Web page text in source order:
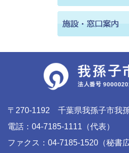
〒270-1192 千葉県我孫子市我
電話：04-7185-1111（代表）
ファクス：04-7185-1520（秘書